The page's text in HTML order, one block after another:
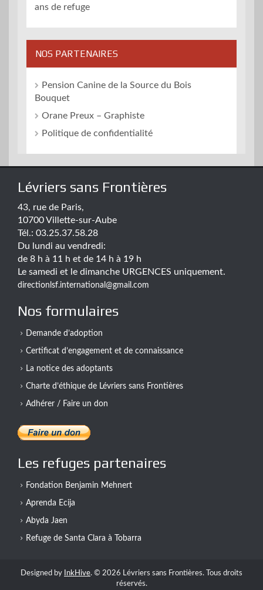
ans de refuge
NOS PARTENAIRES
Pension Canine de la Source du Bois
Bouquet
Orane Preux – Graphiste
Politique de confidentialité
Lévriers sans Frontières
43, rue de Paris,
10700 Villette-sur-Aube
Tél.: 03.25.37.58.28
Du lundi au vendredi:
de 8 h à 11 h et de 14 h à 19 h
Le samedi et le dimanche URGENCES uniquement.
directionlsf.international@gmail.com
Nos formulaires
Demande d’adoption
Certificat d’engagement et de connaissance
La notice des adoptants
Charte d’éthique de Lévriers sans Frontières
Adhérer / Faire un don
Les refuges partenaires
Fondation Benjamin Mehnert
Aprenda Ecija
Abyda Jaen
Refuge de Santa Clara à Tobarra
Designed by InkHive. © 2026 Lévriers sans Frontières. Tous droits
réservés.